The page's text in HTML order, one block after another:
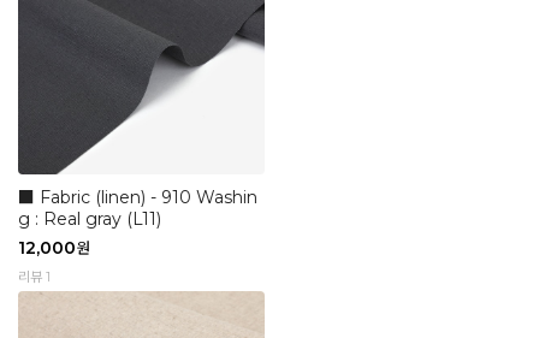
■ Fabric (linen) - 910 Washin
g : Real gray (L11)
12,000원
리뷰 1